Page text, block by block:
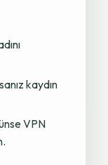
kaydın
VPN